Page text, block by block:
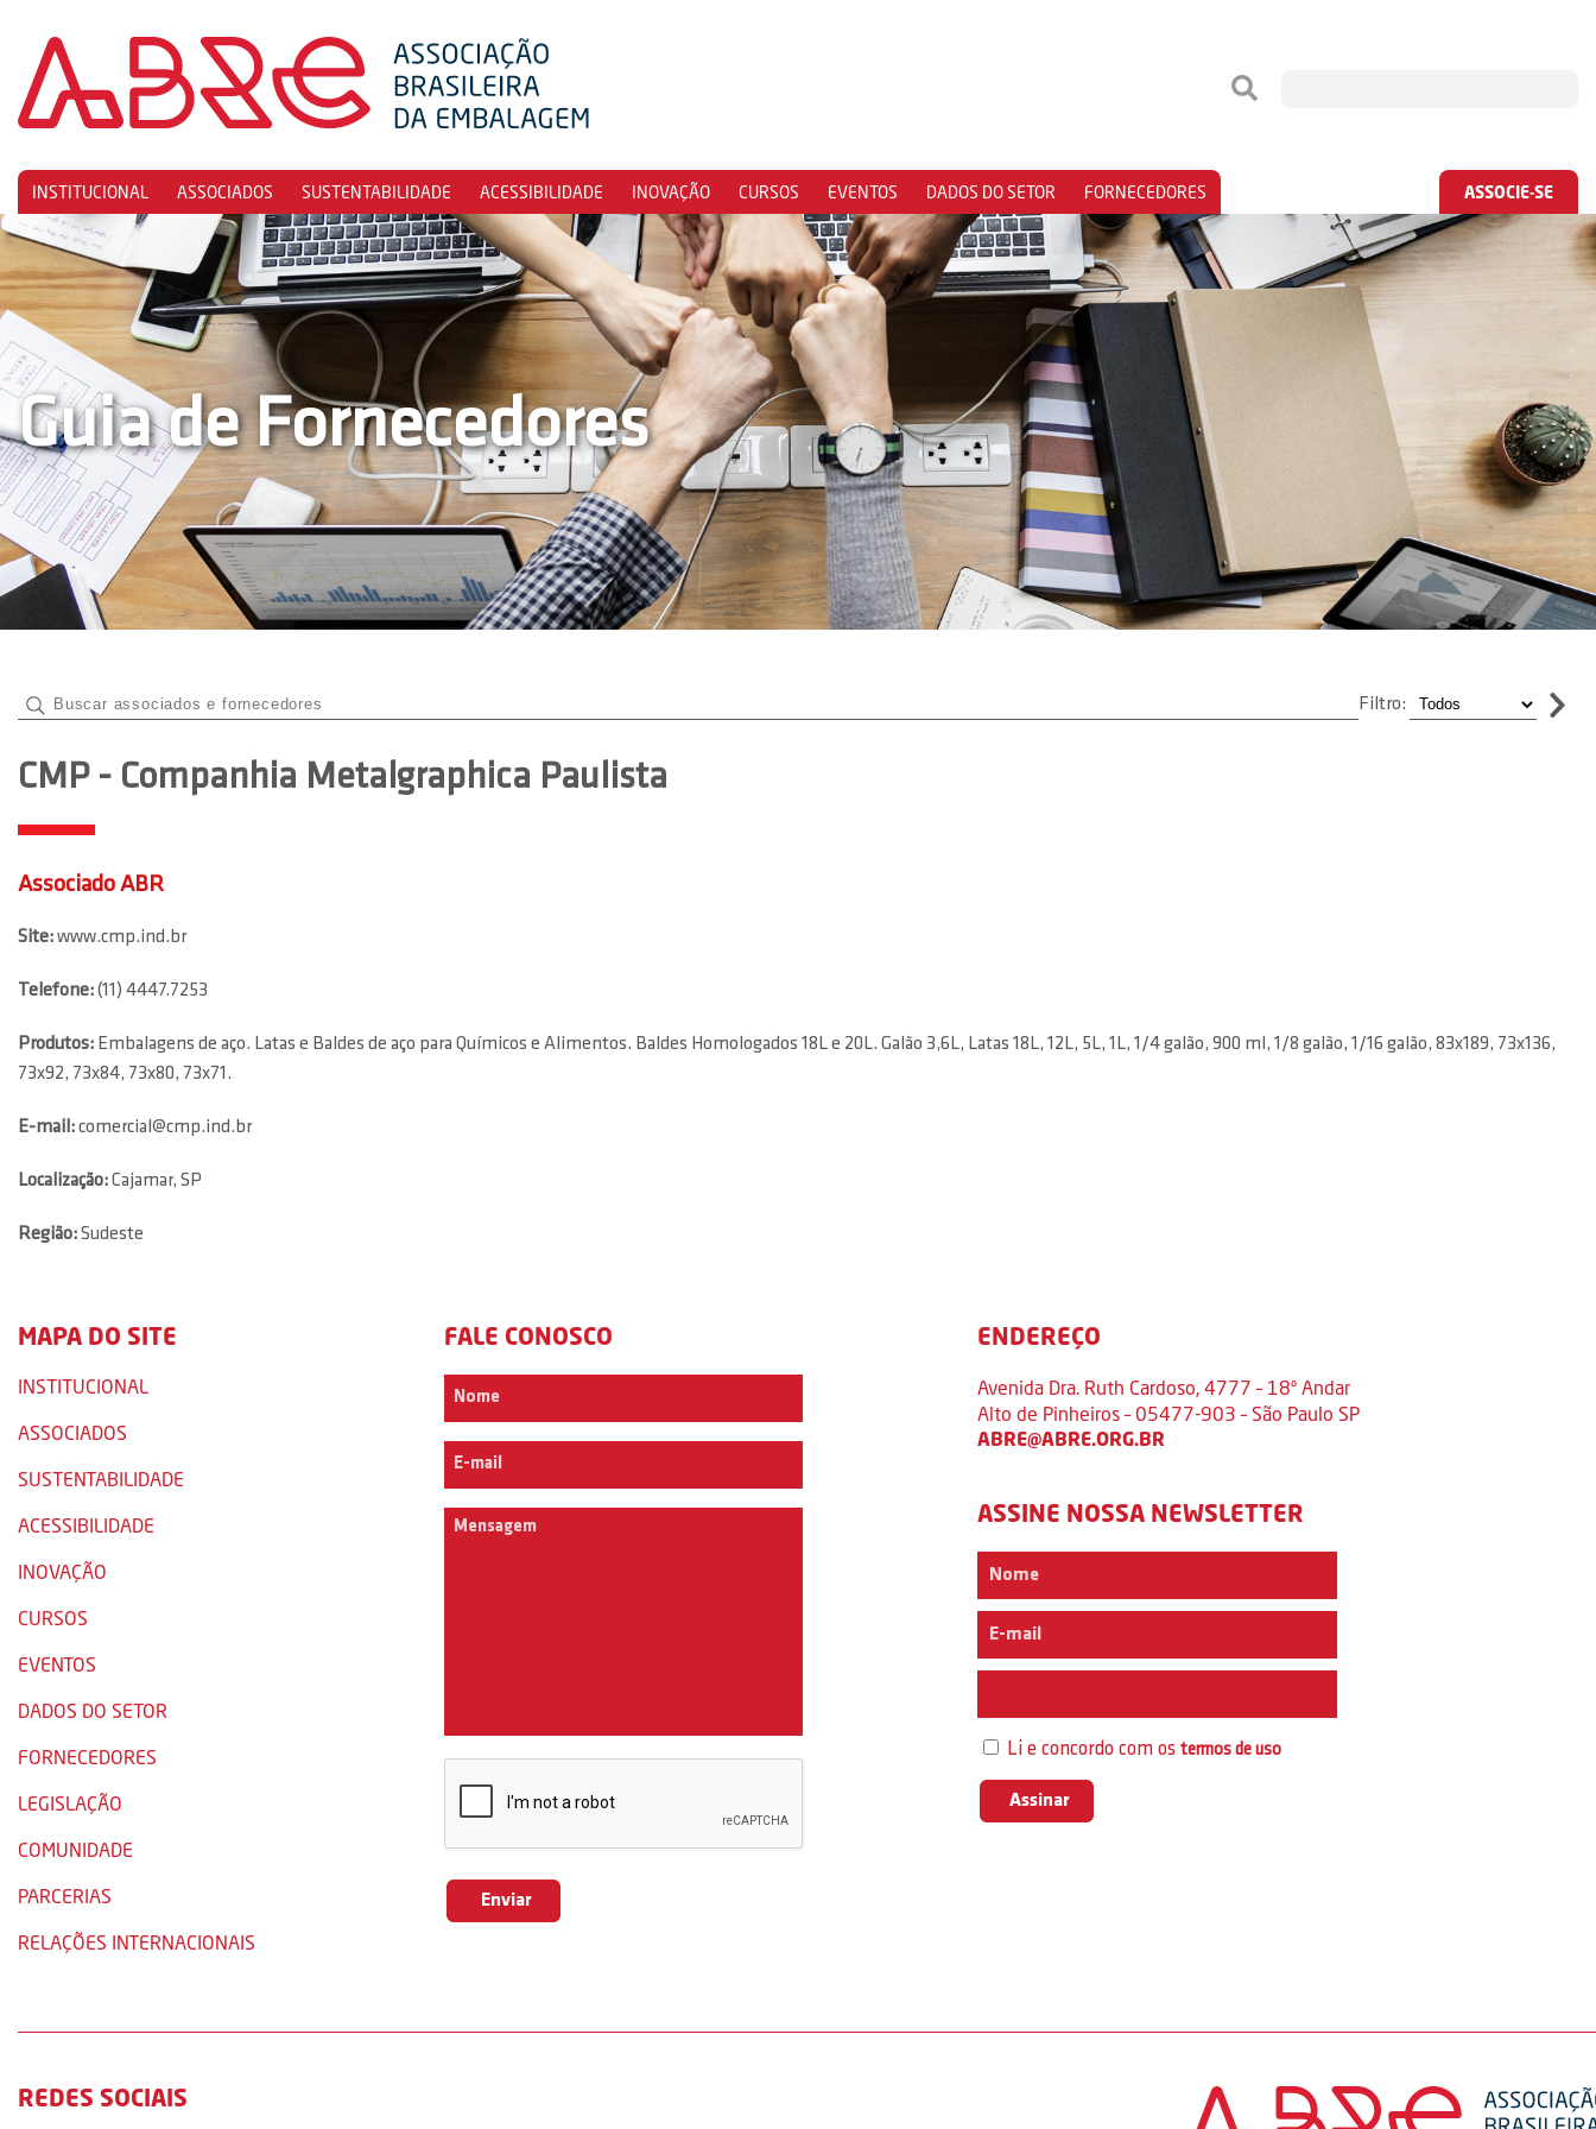
INSTITUCIONAL ASSOCIADOS SUSTENTABILIDADE ACESSIBILIDADE INOVAÇÃO CURSOS EVENTOS DADOS DO SETOR FORNECEDORES ASSOCIE-SE
Guia de Fornecedores
Filtro:
CMP - Companhia Metalgraphica Paulista
Associado ABR
Site:www.cmp.ind.br
Telefone:(11) 4447.7253
Produtos: Embalagens de aço. Latas e Baldes de aço para Químicos e Alimentos. Baldes Homologados 18L e 20L. Galão 3,6L, Latas 18L, 12L, 5L, 1L, 1/4 galão, 900 ml, 1/8 galão, 1/16 galão, 83x189, 73x136,
73x92, 73x84, 73x80, 73x71.
E-mail:comercial@cmp.ind.br
Localização:Cajamar, SP
Região:Sudeste
MAPA DO SITE
INSTITUCIONAL
ASSOCIADOS
SUSTENTABILIDADE
ACESSIBILIDADE
INOVAÇÃO
CURSOS
EVENTOS
DADOS DO SETOR
FORNECEDORES
LEGISLAÇÃO
COMUNIDADE
PARCERIAS
RELAÇÕES INTERNACIONAIS
FALE CONOSCO ENDEREÇO
Avenida Dra. Ruth Cardoso, 4777 – 18º Andar
Alto de Pinheiros – 05477-903 – São Paulo SP
ABRE@ABRE.ORG.BR
ASSINE NOSSA NEWSLETTER
Li e concordo com ostermos de uso
REDES SOCIAIS